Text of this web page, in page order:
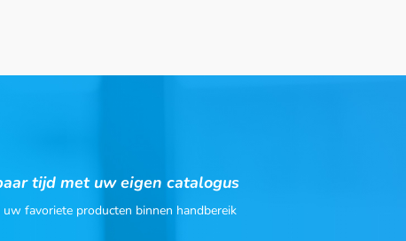
tijd met uw eigen catalogus
favoriete producten binnen handbereik